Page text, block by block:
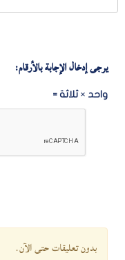
يرجى إدخال الإجابة بالأرقام:
واحد × ثلاثة =
بدون تعليقات حتى الآن.